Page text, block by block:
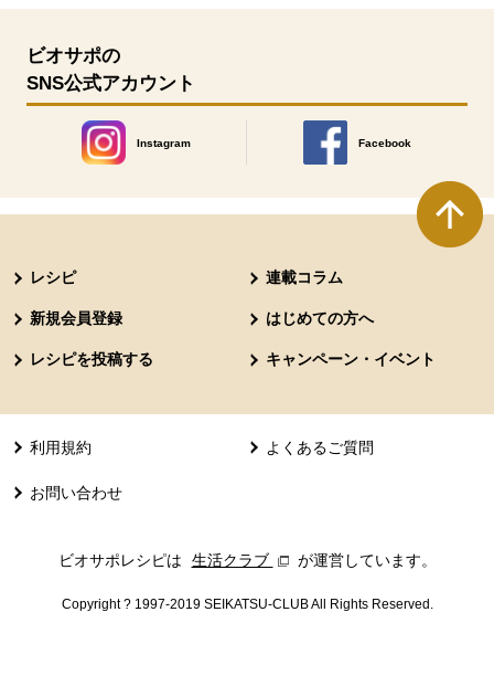
ビオサポの
SNS公式アカウント
Instagram
別のウィンドウで開きます。
Facebook
別のウィンドウで開きます
レシピ 連載コラム
新規会員登録 はじめての方へ
レシピを投稿する キャンペーン・イベント
利用規約 よくあるご質問
お問い合わせ
ビオサポレシピは 生活クラブ 別のウィンドウで開きます。
が運営しています。
Copyright ? 1997-2019 SEIKATSU-CLUB All Rights Reserved.